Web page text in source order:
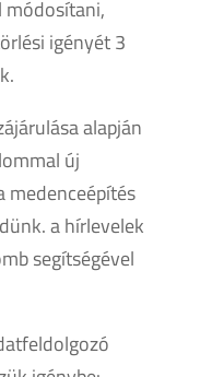
módosítani,
igényét 3
alapján
új
medenceépítés
a hírlevelek
segítségével